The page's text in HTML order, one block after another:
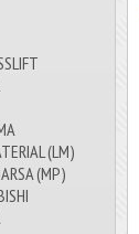
(LM)
(MP)